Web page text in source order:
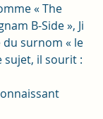
« The
B-Side », Ji
du surnom « le
sujet, il sourit :